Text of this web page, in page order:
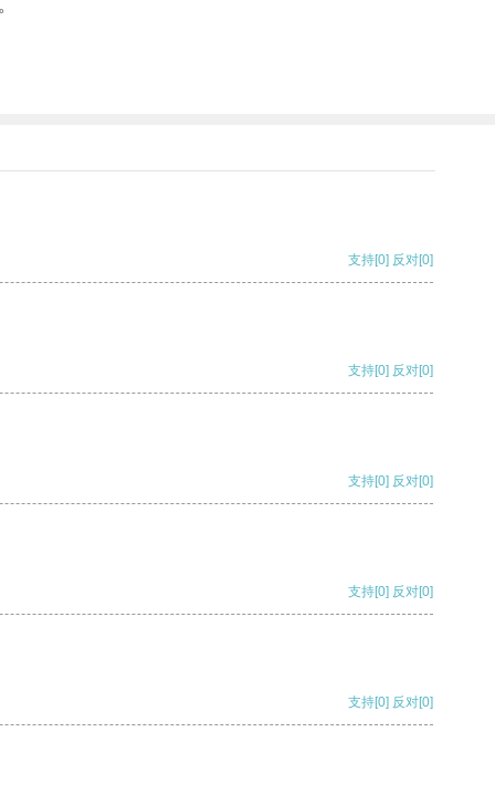
支持[0] 反对[0]
支持[0] 反对[0]
支持[0] 反对[0]
支持[0] 反对[0]
支持[0] 反对[0]